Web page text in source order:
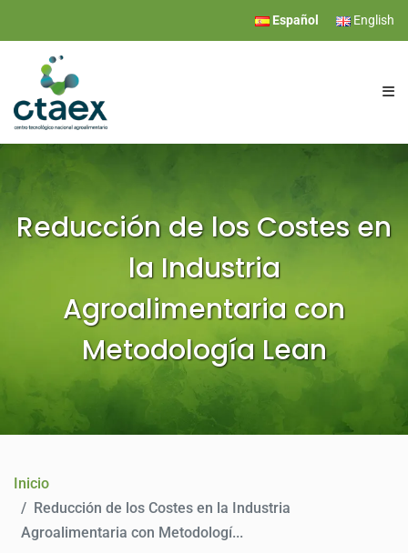
Español English
CTAEX
INVESTIGACIÓN
EVENTOS
COMUNICACIÓN
CONTACTO
Reducción de los Costes en
la Industria
Agroalimentaria con
Metodología Lean
Inicio
Reducción de los Costes en la Industria
Agroalimentaria con Metodologí...